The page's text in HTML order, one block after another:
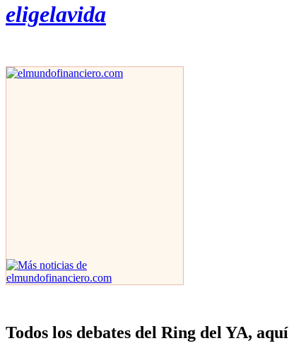
eligelavida
Todos los debates del Ring del YA, aquí